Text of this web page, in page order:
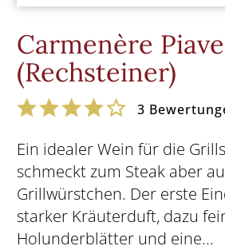
Carmenère Piave
(Rechsteiner)
3
Ein idealer Wein für die
schmeckt zum Steak aber
Grillwürstchen. Der erste
starker Kräuterduft, dazu
Holunderblätter und eine...